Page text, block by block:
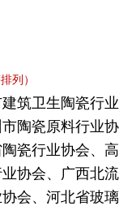
列）
筑卫生陶瓷行业
陶瓷原料行业协
瓷行业协会、高
协会、广西北流
会、河北省玻璃